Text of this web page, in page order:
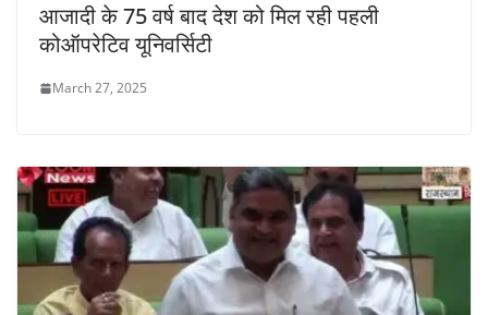
आजादी के 75 वर्ष बाद देश को मिल रही पहली
कोऑपरेटिव यूनिवर्सिटी
March 27, 2025